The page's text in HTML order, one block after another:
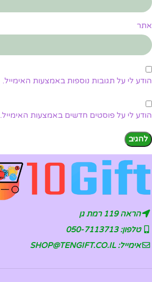
אתר
הודע לי על תגובות נוספות באמצעות האימייל.
הודע לי על פוסטים חדשים באמצעות האימייל.
הראה 119 רמת גן
טלפון: 050-7113713
אימייל: SHOP@TENGIFT.CO.IL